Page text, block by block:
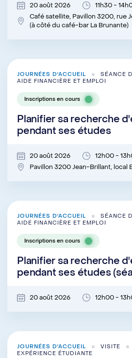
20 août 2026
11h30 -
Café satellite, Pavillon 3200, rue
(à côté du café-bar La Brunante)
JOURNÉES D'ACCUEIL
SÉANCE
AIDE FINANCIÈRE ET EMPLOI
Inscriptions en cours
Planifier sa recherche
pendant ses études
20 août 2026
12h00 -
Pavillon 3200 Jean-Brillant, local
JOURNÉES D'ACCUEIL
SÉANCE
AIDE FINANCIÈRE ET EMPLOI
Inscriptions en cours
Planifier sa recherche
pendant ses études
20 août 2026 12h00 -
JOURNÉES D'ACCUEIL
VISITE
EXPÉRIENCE ÉTUDIANTE